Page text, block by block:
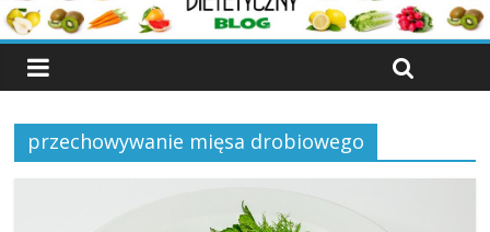
przechowywanie mięsa drobiowego